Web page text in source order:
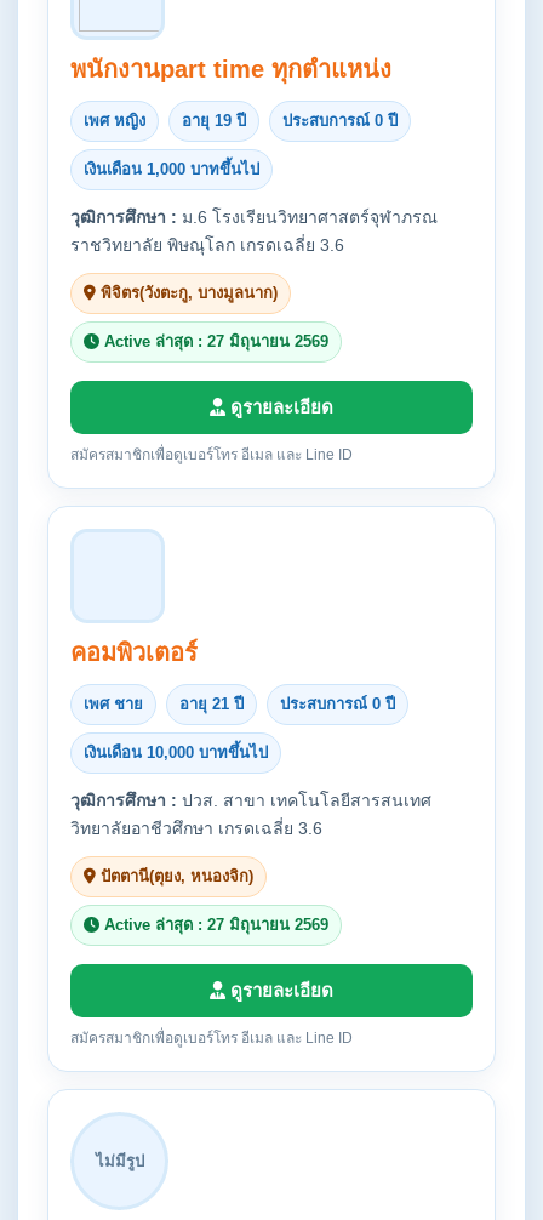
พนักงานpart time ทุกตำแหน่ง
เพศ หญิง อายุ 19 ปี ประสบการณ์ 0 ปี
เงินเดือน 1,000 บาทขึ้นไป
วุฒิการศึกษา : ม.6 โรงเรียนวิทยาศาสตร์จุฬาภรณ
ราชวิทยาลัย พิษณุโลก เกรดเฉลี่ย 3.6
พิจิตร(วังตะกู, บางมูลนาก)
Active ล่าสุด : 27 มิถุนายน 2569
ดูรายละเอียด
สมัครสมาชิกเพื่อดูเบอร์โทร อีเมล และ Line ID
คอมพิวเตอร์
เพศ ชาย อายุ 21 ปี ประสบการณ์ 0 ปี
เงินเดือน 10,000 บาทขึ้นไป
วุฒิการศึกษา : ปวส. สาขา เทคโนโลยีสารสนเทศ
วิทยาลัยอาชีวศึกษา เกรดเฉลี่ย 3.6
ปัตตานี(ตุยง, หนองจิก)
Active ล่าสุด : 27 มิถุนายน 2569
ดูรายละเอียด
สมัครสมาชิกเพื่อดูเบอร์โทร อีเมล และ Line ID
ไม่มีรูป